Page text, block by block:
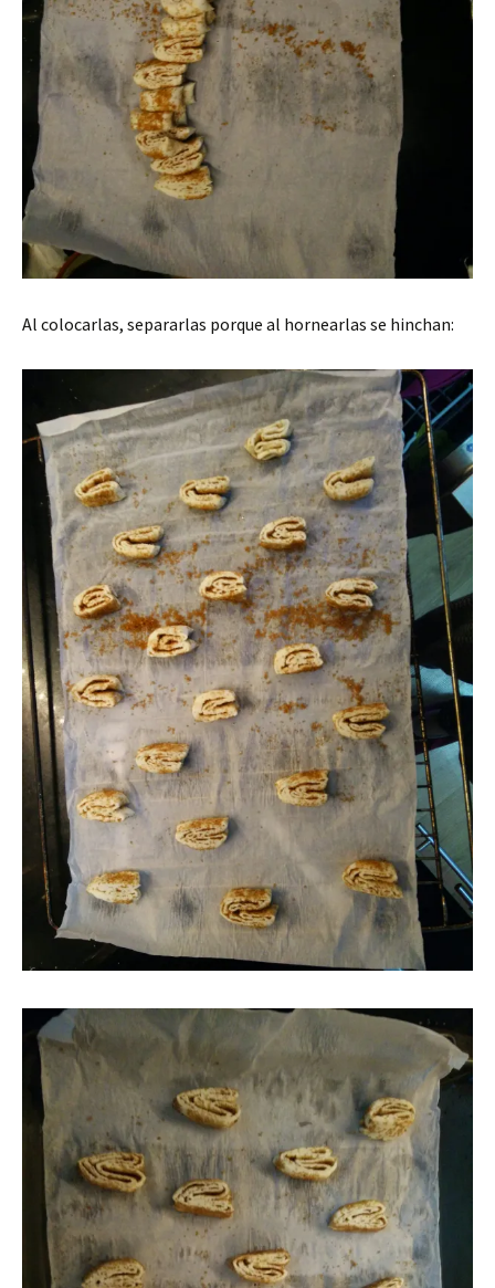
Al colocarlas, separarlas porque al hornearlas se hinchan: